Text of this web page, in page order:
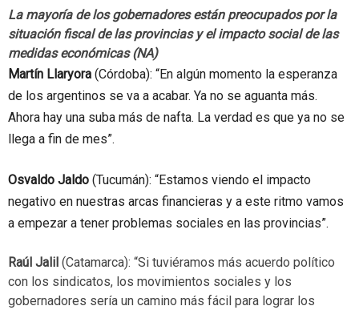
La mayoría de los gobernadores están preocupados por la
situación fiscal de las provincias y el impacto social de las
medidas económicas (NA)
Martín Llaryora (Córdoba): “En algún momento la esperanza
de los argentinos se va a acabar. Ya no se aguanta más.
Ahora hay una suba más de nafta. La verdad es que ya no se
llega a fin de mes”.
Osvaldo Jaldo (Tucumán): “Estamos viendo el impacto
negativo en nuestras arcas financieras y a este ritmo vamos
a empezar a tener problemas sociales en las provincias”.
Raúl Jalil (Catamarca): “Si tuviéramos más acuerdo político
con los sindicatos, los movimientos sociales y los
gobernadores sería un camino más fácil para lograr los